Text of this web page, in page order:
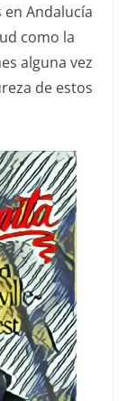
Andalucía
como la
alguna vez
de estos